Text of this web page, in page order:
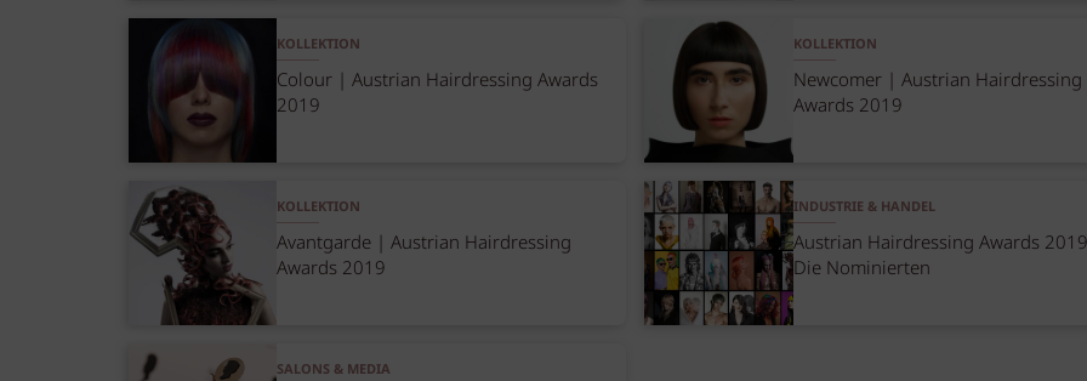
KOLLEKTION
Colour | Austrian Hairdressing Awards
2019
KOLLEKTION
Newcomer | Austrian Hairdressing
Awards 2019
KOLLEKTION
Avantgarde | Austrian Hairdressing
Awards 2019
INDUSTRIE & HANDEL
Austrian Hairdressing Awards
Die Nominierten
SALONS & MEDIA